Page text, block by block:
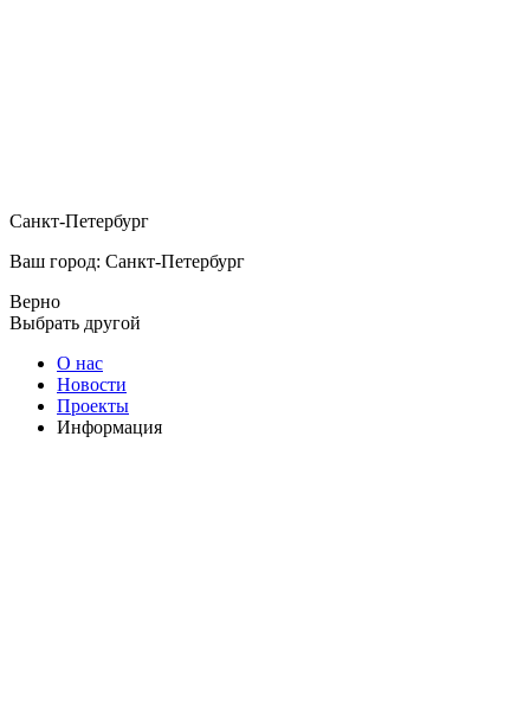
Санкт-Петербург
Ваш город: Санкт-Петербург
Верно
Выбрать другой
О нас
Новости
Проекты
Информация